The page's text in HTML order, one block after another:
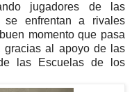
jugadores de las
se enfrentan a rivales
momento que pasa
gracias al apoyo de las
las Escuelas de los